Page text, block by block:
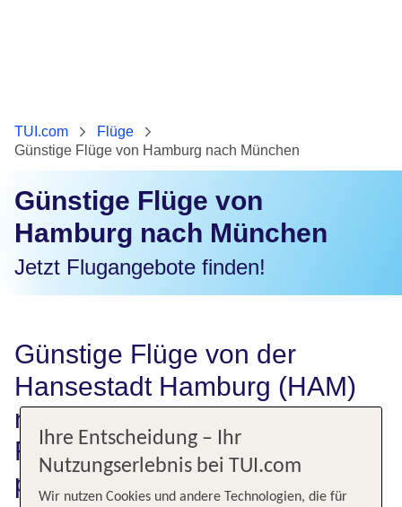
TUI.com
Flüge
Günstige Flüge von Hamburg nach München
Günstige Flüge von
Hamburg nach München
Jetzt Flugangebote finden!
Günstige Flüge von der
Hansestadt Hamburg (HAM)
nach München (MUC) buchen:
Finde auf tui.com Deinen
perfekten Flug
Ihre Entscheidung – Ihr
Nutzungserlebnis bei TUI.com
Wir nutzen Cookies und andere Technologien, die für